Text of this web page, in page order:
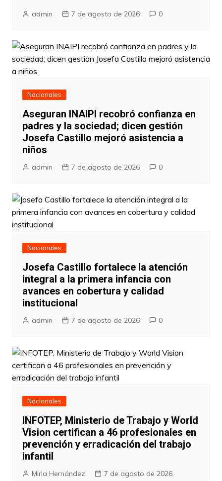
admin 7 de agosto de 2026 0
Nacionales
Aseguran INAIPI recobró confianza en
padres y la sociedad; dicen gestión
Josefa Castillo mejoró asistencia a
niños
admin 7 de agosto de 2026 0
Nacionales
Josefa Castillo fortalece la atención
integral a la primera infancia con
avances en cobertura y calidad
institucional
admin 7 de agosto de 2026 0
Nacionales
INFOTEP, Ministerio de Trabajo y World
Vision certifican a 46 profesionales en
prevención y erradicación del trabajo
infantil
Mirla Hernández
7 de agosto de 2026